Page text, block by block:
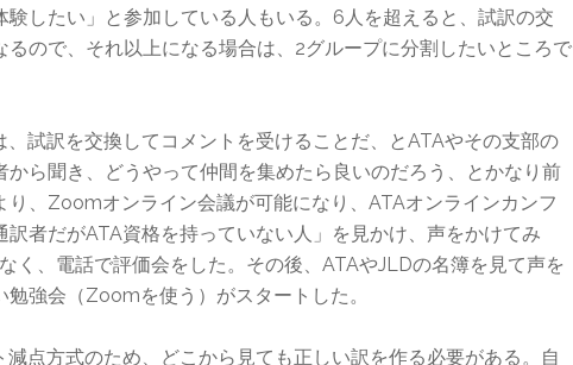
験したい」と参加している人もいる。6人を超えると、試訳の交
ので、それ以上になる場合は、2グループに分割したいところで
試訳を交換してコメントを受けることだ、とATAやその支部の
から聞き、どうやって仲間を集めたら良いのだろう、とかなり前
り、Zoomオンライン会議が可能になり、ATAオンラインカンフ
訳者だがATA資格を持っていない人」を見かけ、声をかけてみ
く、電話で評価会をした。その後、ATAやJLDの名簿を見て声を
強会（Zoomを使う）がスタートした。
点方式のため、どこから見ても正しい訳を作る必要がある。自